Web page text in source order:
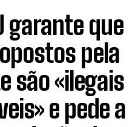
garante que
pela
são «ilegais
e pede a